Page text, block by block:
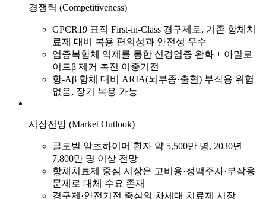
경쟁력 (Competitiveness)
GPCR19 표적 First-in-Class 경구제로, 기존 항체치
료제 대비 복용 편의성과 안전성 우수
염증복합체 억제를 통한 신경염증 완화 + 아밀로
이드β 제거 촉진 이중기전
항-Aβ 항체 대비 ARIA(뇌부종·출혈) 부작용 위험
없음, 장기 복용 가능
시장전망 (Market Outlook)
글로벌 알츠하이머 환자 약 5,500만 명, 2030년
7,800만 명 이상 전망
항체치료제 중심 시장은 고비용·정맥주사·부작용
문제로 대체 수요 존재
경구제·안전기전 중심의 차세대 치료제 시장